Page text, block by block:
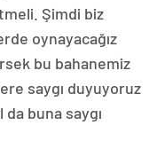
Şimdi biz
oynayacağız
bu bahanemiz
saygı duyuyoruz
da buna saygı